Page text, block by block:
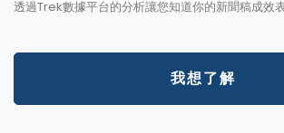
透過Trek數據平台的分析讓您知道你的新聞稿成效
我想了解